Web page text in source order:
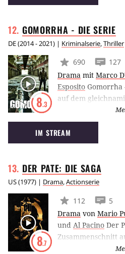
sogenannte
heute als Klassiker
Kultstatus.
GOMORRHA - DIESERIE
DE(2014 - 2021) | Kriminalserie,Thriller
8.3
690
127
Drama mit Marco
Esposito Gomorrha
auf dem
Saviano als auch
Spielfilm aus dem
der Serie erzählt
des legendären
übernimmt Ciro die
Machenschaften
IM STREAM
DER PATE: DIE SAGA
US(1977) | Drama,Actionserie
8.7
112
5
Drama von Mario
und Al Pacino Der
Zusammenschnitt
Filmen der Pate-